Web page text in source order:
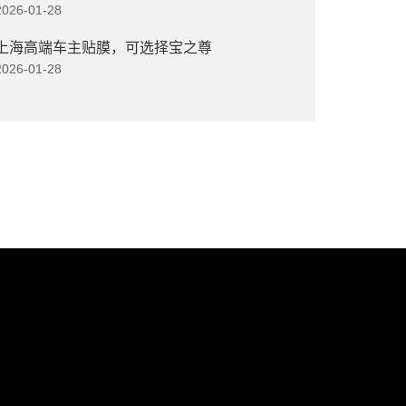
01-28
海高端车主贴膜，可选择宝之尊
01-28